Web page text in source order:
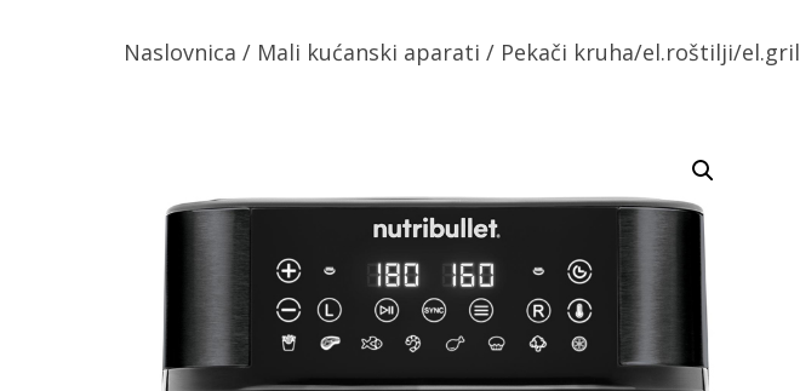
Naslovnica / Mali kućanski aparati / Pekači kruha/el.roštilji/el.gril